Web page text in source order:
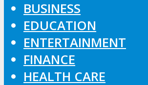
BUSINESS
EDUCATION
ENTERTAINMENT
FINANCE
HEALTH CARE